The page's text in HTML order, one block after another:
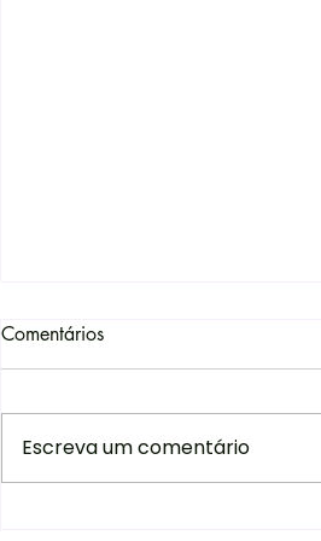
Comentários
Escreva um comentário